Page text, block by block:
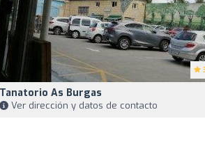
Tanatorio As Burgas
Ver dirección y datos de contacto